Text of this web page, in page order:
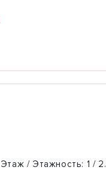
Этаж / Этажность: 1 / 2.